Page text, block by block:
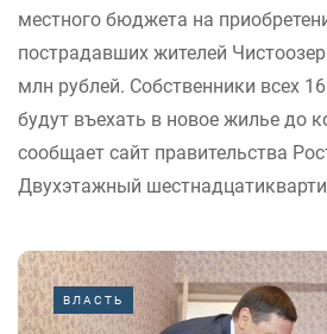
местного бюджета на
пострадавших жителей
млн рублей. Собственники всех
будут въехать в новое жилье до
сообщает сайт правительства
Двухэтажный
ВЛАСТЬ